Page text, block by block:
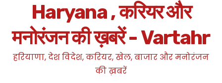
Haryana , करियर और
मनोरंजन की ख़बरें - Vartahr
हरियाणा, देश विदेश, करियर, खेल, बाजार और मनोरंजन
की ख़बरें